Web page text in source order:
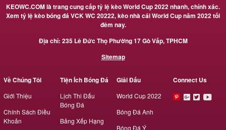
KEOWC.COM là trang cung cấp tỷ lệ kèo World Cup 2022 nhanh, chính xác.
Xem tỷ lệ kèo bóng đá VCK WC 20222, kèo nhà cái World Cup năm 2022 tối
đêm nay.
Địa chỉ: 235 Lê Đức Thọ Phường 17 Gò Vấp, TPHCM
Sitemap
Về Chúng Tôi
Giới Thiệu
Chính Sách Điều
Khoản
Tiện Ích Bóng Đá
Lịch Thi Đấu
Bóng Đá
Bảng Xếp Hạng
Giải Đấu
World Cup 2022
Bóng Đá Anh
Bóng Đá Ý
Connect Us